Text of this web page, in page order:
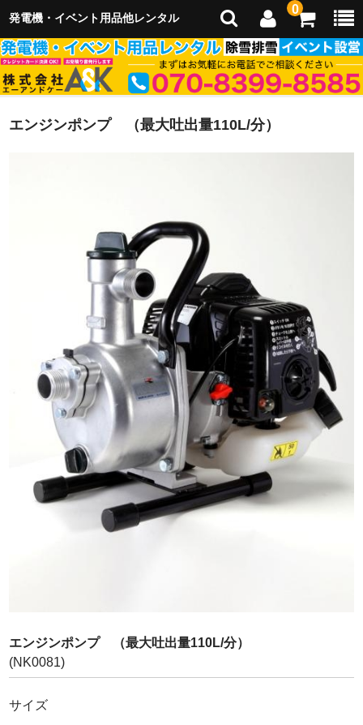
発電機・イベント用品他レンタル
0
ホーム
イベント出店
レンタル用品
レンタルご利用のご案内
除雪・雪かき・排雪
お問合せ
エンジンポンプ （最大吐出量110L/分）
エンジンポンプ （最大吐出量110L/分）
(NK0081)
サイズ